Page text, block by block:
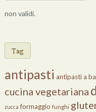
non validi.
Tag
antipasti antipasti a
cucina vegetariana
zucca formaggio funghi